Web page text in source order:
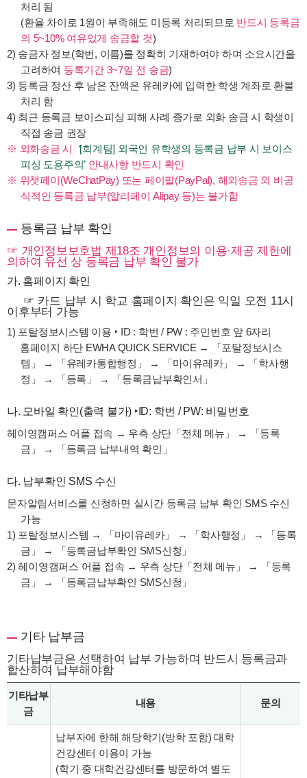
처리 됨
(환율 차이로 1원이 부족해도 미등록 처리되므로 반드시 등록금
의 5~10% 여유있게 송금할 것)
2) 송금자 정보(학번, 이름)를 정확히 기재하여야 하며 소요시간을
고려하여 등록기간 3~7일 전 송금)
3) 등록금 정산 후 남은 잔액은 유레카에 입력한 학생 계좌로 환불
처리 함
4) 최근 등록금 보이스피싱 피해 사례 증가로 외화 송금 시 학생이
직접 송금 권장
※ 외화송금 시
‘[회계팀] 외국인 유학생의 등록금 납부 시 보이스
피싱 도용주의’ 안내사항 반드시 확인
※ 위챗페이(WeChatPay) 또는 페이팔(PayPal), 해외송금 외 비공
식적인 등록금 납부(알리페이 Alipay 등)는 불가함
등록금 납부 확인
☞ 개인정보보호법 제18조 개인정보의 이용·제공 제한에
의하여 유선 상 등록금 납부 확인 불가
가. 홈페이지 확인
☞ 카드 납부 시 학교 홈페이지 확인은 익일 오전 11시
이후부터 가능
1) 포탈정보시스템 이용 ‣ ID : 학번 / PW : 주민번호 앞 6자리
홈페이지 하단 EWHA QUICK SERVICE → 「포탈정보시스
템」 → 「유레카통합행정」 → 「마이유레카」 → 「학사행
정」 → 「등록」 → 「등록금납부확인서」
나. 모바일 확인(출력 불가) ‣ID: 학번 / PW: 비밀번호
헤이영캠퍼스 어플 접속 → 우측 상단「전체 메뉴」 → 「등록
금」 → 「등록금 납부내역 확인」
다. 납부확인 SMS 수신
문자알림서비스를 신청하면 실시간 등록금 납부 확인 SMS 수신
가능
1) 포탈정보시스템 → 「마이유레카」 → 「학사행정」 → 「등록
금」 → 「등록금납부확인 SMS신청」
2) 헤이영캠퍼스 어플 접속 → 우측 상단「전체 메뉴」 → 「등록
금」 → 「등록금납부확인 SMS신청」
기타 납부금
기타납부금은 선택하여 납부 가능하며 반드시 등록금과
합산하여 납부해야함
기타납부
금
내용 문의
납부자에 한해 해당학기(방학 포함) 대학
건강센터 이용이 가능
(학기 중 대학건강센터를 방문하여 별도